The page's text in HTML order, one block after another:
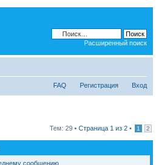
Расширенный поиск
FAQ Регистрация Вход
Тем: 29 • Страница 1 из 2 • 1 2